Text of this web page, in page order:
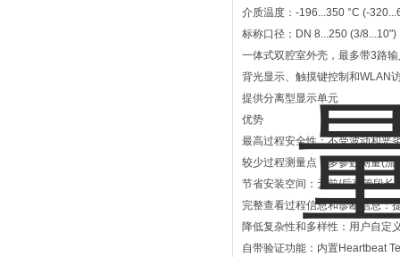
介质温度：-196...350 °C (-
标称口径：DN 8...250 (3/8...10")
一体式双腔室外壳，最多带3路
背光显示、触摸键控制和WLAN
提供分离型显示单元
优势
最高过程安全性：不受波动和恶
较少过程测量点：多参数测量(流
节省安装空间：无前/后直管段长
完整查看过程信息和诊断信息：
降低复杂性和多样性：用户自定
自带验证功能：内置Heartbeat